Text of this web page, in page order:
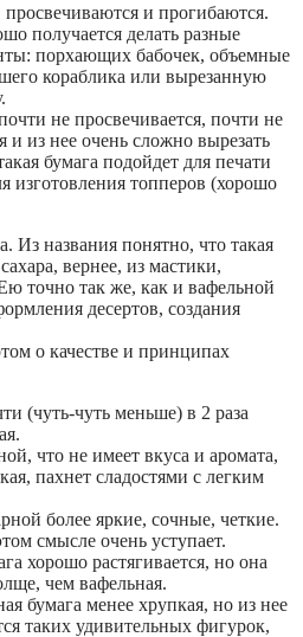
и прогибаются.
получается делать разные
порхающих бабочек, объемные
кораблика или вырезанную
не просвечивается, почти не
и из нее очень сложно вырезать
бумага подойдет для печати
изготовления топперов (хорошо
Из названия понятно, что такая
вернее, из мастики,
точно так же, как и вафельной
десертов, создания
о качестве и принципах
(чуть-чуть меньше) в 2 раза
что не имеет вкуса и аромата,
пахнет сладостями с легким
более яркие, сочные, четкие.
смысле очень уступает.
хорошо растягивается, но она
чем вафельная.
бумага менее хрупкая, но из нее
таких удивительных фигурок,